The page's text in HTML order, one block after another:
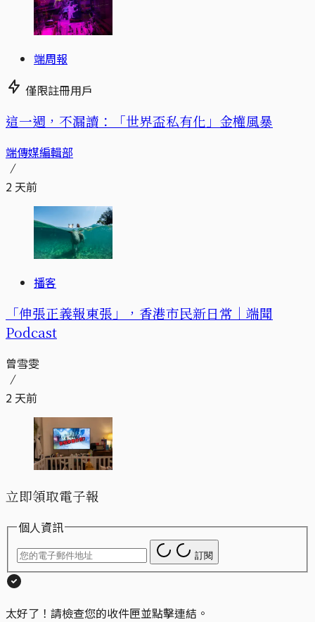
端周報
僅限註冊用戶
這一週，不漏讀：「世界盃私有化」金權風暴
端傳媒編輯部
2 天前
播客
「伸張正義報東張」，香港市民新日常｜端聞
Podcast
曾雪雯
2 天前
立即領取電子報
個人資訊
訂閱
太好了！請檢查您的收件匣並點擊連結。